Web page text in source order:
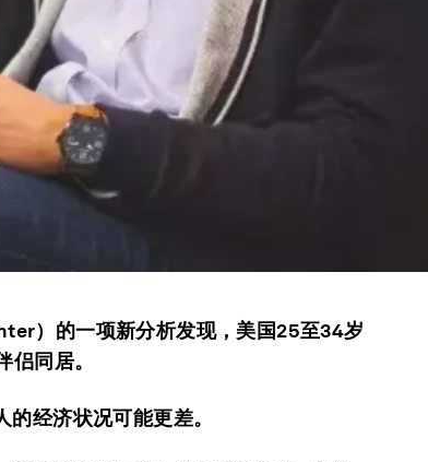
）的一项新分析发现，美国25至34岁
同居。
经济状况可能更差。